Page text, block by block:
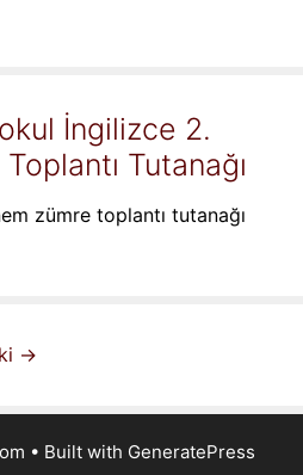
İngilizce 2.
Tutanağı
zümre toplantı tutanağı
→
• Built with GeneratePress